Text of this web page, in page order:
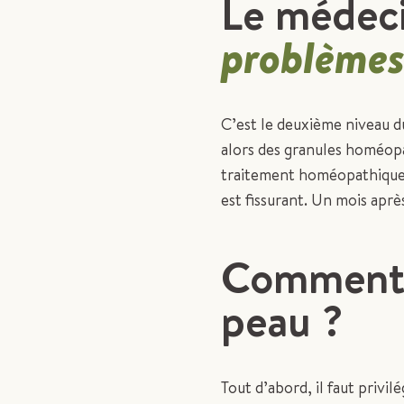
Le
C’est le deuxième niveau
alors des granules
traitement homéopathique
est fissurant. Un mois
peau ?
Tout d’abord, il faut